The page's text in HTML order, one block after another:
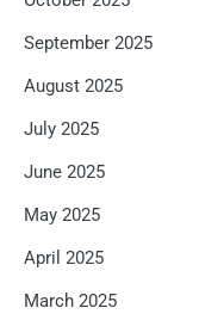
September 2025
August 2025
July 2025
June 2025
May 2025
April 2025
March 2025